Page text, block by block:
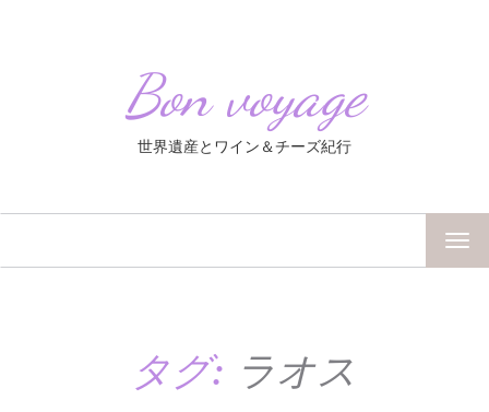
Bon voyage
世界遺産とワイン＆チーズ紀行
タグ: ラオス